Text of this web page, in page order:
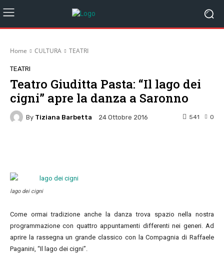
Home CULTURA TEATRI
TEATRI
Teatro Giuditta Pasta: “Il lago dei
cigni” apre la danza a Saronno
By Tiziana Barbetta 24 Ottobre 2016 0
541
lago dei cigni
Come ormai tradizione anche la danza trova spazio nella nostra
programmazione con quattro appuntamenti differenti nei generi. Ad
aprire la rassegna un grande classico con la Compagnia di Raffaele
Paganini, “Il lago dei cigni”.